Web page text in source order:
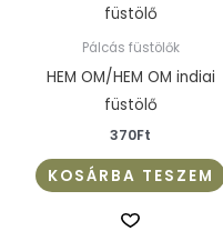
Pálcás füstölők
HEM OM/HEM OM indiai
füstölő
370Ft
KOSÁRBA TESZEM